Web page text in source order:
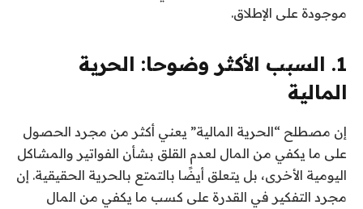
موجودة على الإطلاق.
1. السبب الأكثر وضوحا: الحرية
المالية
إن مصطلح “الحرية المالية” يعني أكثر من مجرد الحصول
على ما يكفي من المال لعدم القلق بشأن الفواتير والمشاكل
اليومية الأخرى، بل يتعلق أيضًا بالتمتع بالحرية الحقيقية. إن
مجرد التفكير في القدرة على كسب ما يكفي من المال